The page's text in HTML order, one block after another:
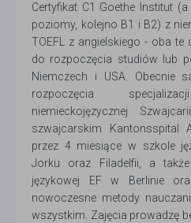
Certyfikat C1 Goethe Institut
poziomy, kolejno B1 i B2) z
TOEFL z angielskiego - oba te
do rozpoczęcia studiów lub
Niemczech i USA. Obecnie
rozpoczęcia
niemieckojęzycznej
szwajcarskim Kantonsspital
przez 4 miesiące w szkole
Jorku oraz Filadelfii, a
językowej EF w Berlinie
nowoczesne metody
wszystkim. Zajęcia prowadzę